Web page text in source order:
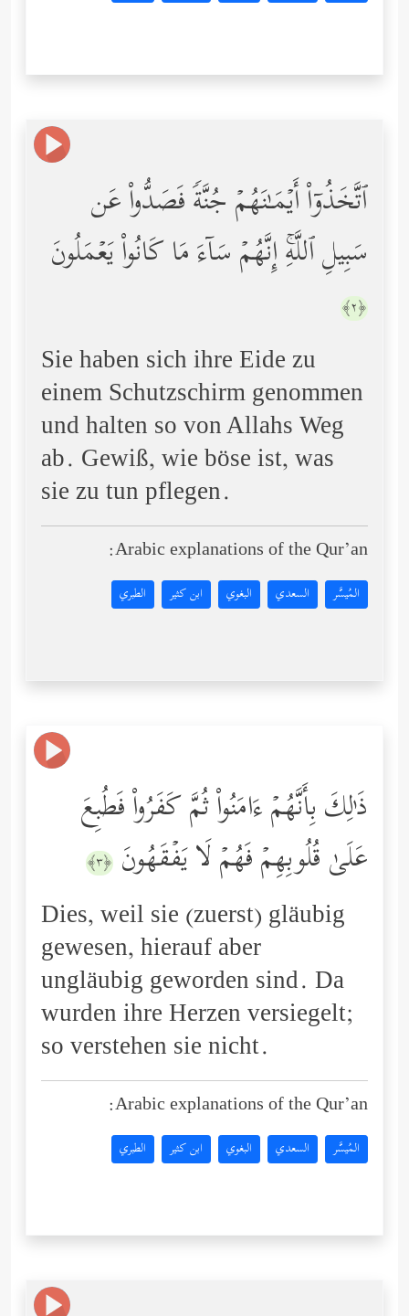
ٱتَّخَذُوۤاْ أَیۡمَـٰنَهُمۡ جُنَّةࣰ فَصَدُّواْ عَن
سَبِیلِ ٱللَّهِۚ إِنَّهُمۡ سَاۤءَ مَا كَانُواْ یَعۡمَلُونَ
﴿٢﴾
Sie haben sich ihre Eide zu
einem Schutzschirm genommen
und halten so von Allahs Weg
ab. Gewiß, wie böse ist, was
sie zu tun pflegen.
Arabic explanations of the Qur’an:
المُيسَّر السعدي البغوي ابن كثير الطبري
ذَ ٰ⁠لِكَ بِأَنَّهُمۡ ءَامَنُواْ ثُمَّ كَفَرُواْ فَطُبِعَ
عَلَىٰ قُلُوبِهِمۡ فَهُمۡ لَا یَفۡقَهُونَ ﴿٣﴾
Dies, weil sie (zuerst) gläubig
gewesen, hierauf aber
ungläubig geworden sind. Da
wurden ihre Herzen versiegelt;
so verstehen sie nicht.
Arabic explanations of the Qur’an:
المُيسَّر السعدي البغوي ابن كثير الطبري